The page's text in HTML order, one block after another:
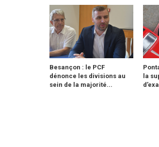
Besançon : le PCF
dénonce les divisions au
sein de la majorité...
la